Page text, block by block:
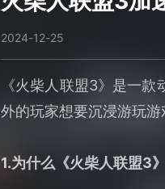
2024-12-25
《火柴人联盟3》是一
外的玩家想要沉浸游玩
1.为什么《火柴人联盟3